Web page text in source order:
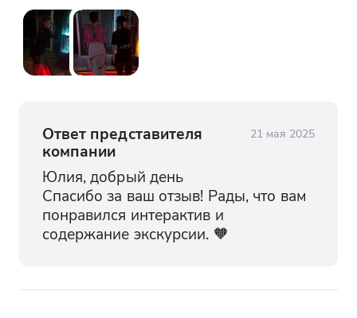
Ответ представителя
компании
21 мая 2025
Юлия, добрый день
Спасибо за ваш отзыв! Рады, что вам
понравился интерактив и
содержание экскурсии. 🧡